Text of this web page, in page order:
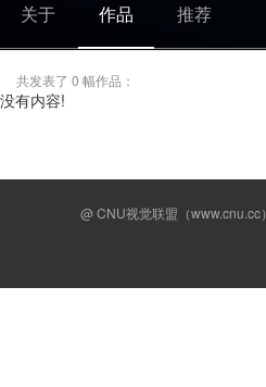
关于 作品 推荐
共发表了 0 幅作品：
没有内容!
@ CNU视觉联盟（www.cnu.cc）